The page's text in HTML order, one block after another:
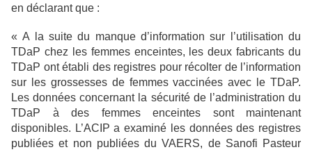
en déclarant que :
« A la suite du manque d’information sur l’utilisation du
TDaP chez les femmes enceintes, les deux fabricants du
TDaP ont établi des registres pour récolter de l’information
sur les grossesses de femmes vaccinées avec le TDaP.
Les données concernant la sécurité de l’administration du
TDaP à des femmes enceintes sont maintenant
disponibles. L’ACIP a examiné les données des registres
publiées et non publiées du VAERS, de Sanofi Pasteur